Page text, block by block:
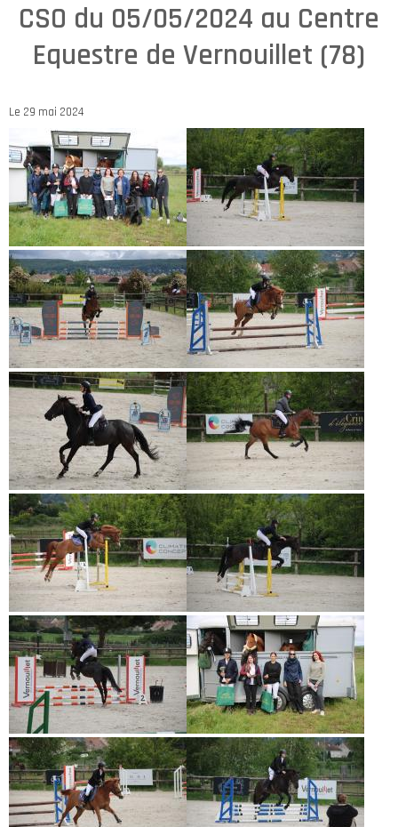
CSO du 05/05/2024 au Centre
Equestre de Vernouillet (78)
Le 29 mai 2024